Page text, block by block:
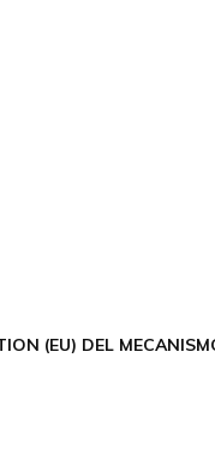
(EU) DEL